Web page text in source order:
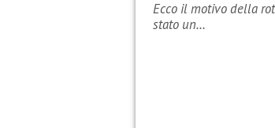
Ecco il motivo della
stato un…